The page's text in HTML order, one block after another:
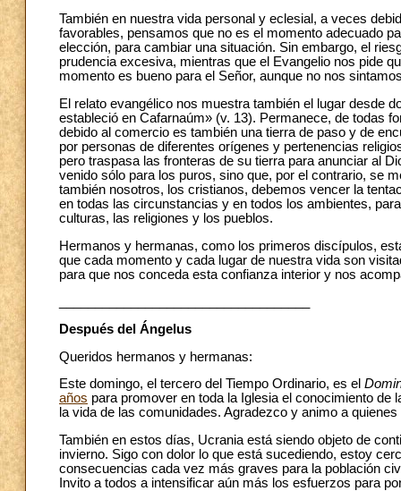
También en nuestra vida personal y eclesial, a veces
favorables, pensamos que no es el momento adecuado
elección, para cambiar una situación. Sin embargo, el
prudencia excesiva, mientras que el Evangelio nos pide
momento es bueno para el Señor, aunque no nos
El relato evangélico nos muestra también el lugar desde
estableció en Cafarnaúm» (v. 13). Permanece, de todas
debido al comercio es también una tierra de paso y de
por personas de diferentes orígenes y pertenencias
pero traspasa las fronteras de su tierra para anunciar al
venido sólo para los puros, sino que, por el contrario, se
también nosotros, los cristianos, debemos vencer la
en todas las circunstancias y en todos los ambientes,
culturas, las religiones y los pueblos.
Hermanos y hermanas, como los primeros discípulos,
que cada momento y cada lugar de nuestra vida son
para que nos conceda esta confianza interior y nos
Después del Ángelus
Queridos hermanos y hermanas:
Este domingo, el tercero del Tiempo Ordinario, es el
años para promover en toda la Iglesia el conocimiento de
la vida de las comunidades. Agradezco y animo a
También en estos días, Ucrania está siendo objeto de
invierno. Sigo con dolor lo que está sucediendo, estoy
consecuencias cada vez más graves para la población
Invito a todos a intensificar aún más los esfuerzos para